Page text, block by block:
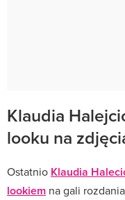
Klaudia
looku na
Ostatnio Klaudia
lookiem na gali